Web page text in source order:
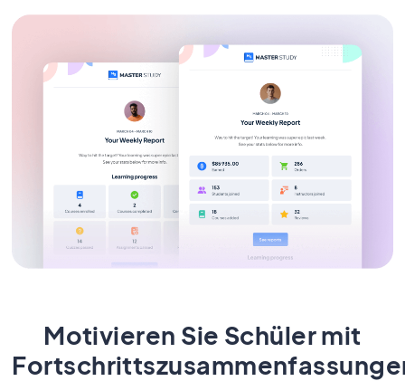
Motivieren Sie Schüler mit